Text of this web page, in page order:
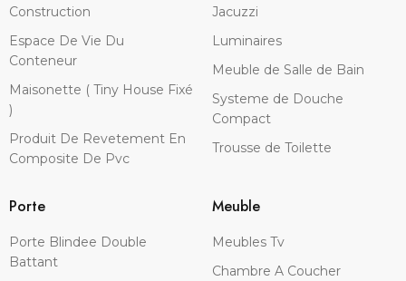
Construction
Espace De Vie Du
Conteneur
Maisonette ( Tiny House Fixé
)
Produit De Revetement En
Composite De Pvc
Jacuzzi
Luminaires
Meuble de Salle de Bain
Systeme de Douche
Compact
Trousse de Toilette
Porte
Porte Blindee Double
Battant
Meuble
Meubles Tv
Chambre A Coucher